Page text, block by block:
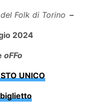
Folk di Torino –
2024
oFFo
UNICO